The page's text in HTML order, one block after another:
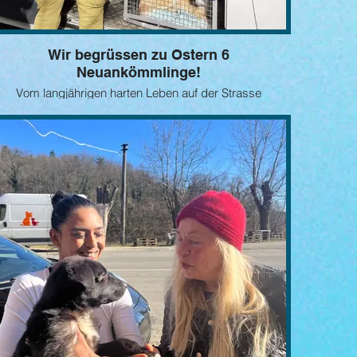
Wir begrüssen zu Ostern 6
Neuankömmlinge!
Vom langjährigen harten Leben auf der Strasse
die 6 nun im
Alter in eines der berüchtigten Canile auf
Sizilien gebracht werden. Nein, das haben wir nicht
zugelassen –
Bei UNS gibt es Pflege, gutes Essen und weiche
brauchen Eure Hilfe, bitte liebe
Paten meldet Euch!